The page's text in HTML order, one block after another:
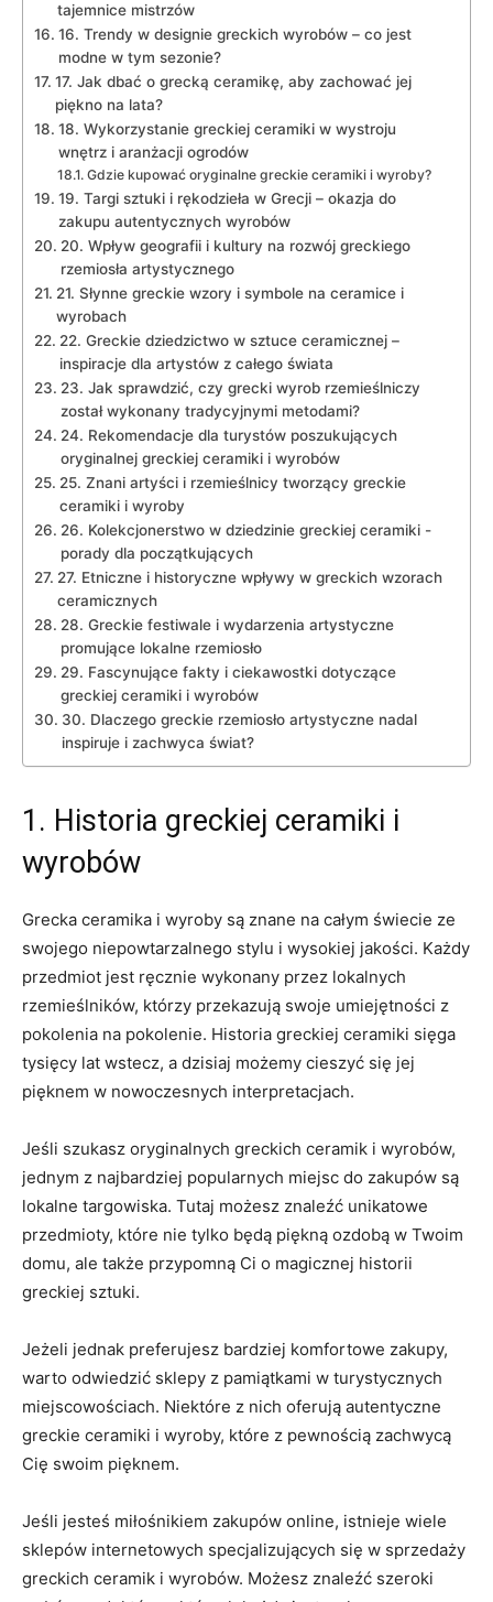
tajemnice ‌mistrzów
16. Trendy w designie greckich wyrobów – ⁤co jest
⁣modne w tym ‍sezonie?
17. Jak dbać⁤ o grecką⁣ ceramikę,⁤ aby⁤ zachować jej
piękno na lata?
18. Wykorzystanie greckiej ceramiki w wystroju
⁤wnętrz i aranżacji ogrodów
Gdzie kupować oryginalne greckie ceramiki i wyroby?
19. Targi sztuki i rękodzieła w Grecji – okazja do
zakupu autentycznych wyrobów
20. Wpływ⁤ geografii i kultury‌ na rozwój ⁢greckiego
rzemiosła ‌artystycznego
21. Słynne ⁤greckie wzory i‌ symbole na ‌ceramice i⁢
wyrobach
22.⁣ Greckie dziedzictwo w​ sztuce ceramicznej –
inspiracje ⁣dla artystów z‍ całego⁢ świata
23. Jak sprawdzić, czy grecki wyrob ⁤rzemieślniczy
został wykonany tradycyjnymi metodami?
24. Rekomendacje dla ​turystów poszukujących
oryginalnej greckiej ceramiki i‌ wyrobów
25. ‌Znani artyści i rzemieślnicy tworzący greckie
ceramiki ​i wyroby
26.‌ Kolekcjonerstwo ​w dziedzinie ‍greckiej ceramiki ⁣-
porady dla początkujących
27. Etniczne i historyczne wpływy w‌ greckich wzorach
ceramicznych
28.⁣ Greckie festiwale i wydarzenia artystyczne
‍promujące lokalne rzemiosło
29. Fascynujące fakty i ciekawostki dotyczące
greckiej ‌ceramiki i wyrobów
30. Dlaczego greckie rzemiosło artystyczne ‍nadal
inspiruje i zachwyca świat?
1. ⁢Historia greckiej ceramiki i
⁢wyrobów
Grecka‌ ceramika i wyroby są znane na całym⁢ świecie ze
swojego‌ niepowtarzalnego stylu⁤ i wysokiej jakości.‍ Każdy
przedmiot jest ręcznie​ wykonany przez lokalnych‌
rzemieślników, którzy‌ przekazują swoje umiejętności z
pokolenia na⁤ pokolenie. Historia greckiej ceramiki sięga
tysięcy lat wstecz, a⁢ dzisiaj możemy ⁣cieszyć się⁣ jej
pięknem w nowoczesnych interpretacjach.
Jeśli szukasz oryginalnych greckich‌ ceramik ⁣i wyrobów,
jednym z⁢ najbardziej ⁢popularnych miejsc do zakupów ⁣są
lokalne targowiska. Tutaj możesz⁢ znaleźć unikatowe
przedmioty, które nie tylko będą piękną ozdobą w Twoim
⁤domu, ale także przypomną Ci o magicznej historii
greckiej sztuki.
Jeżeli jednak preferujesz bardziej komfortowe zakupy,
warto odwiedzić ​sklepy z pamiątkami w turystycznych
miejscowościach. Niektóre ‌z nich oferują autentyczne
greckie ceramiki i wyroby, które z pewnością zachwycą
Cię swoim ⁢pięknem.
Jeśli jesteś ‌miłośnikiem zakupów online, istnieje wiele
sklepów internetowych specjalizujących się⁣ w sprzedaży
greckich⁣ ceramik i wyrobów. ‌Możesz znaleźć szeroki